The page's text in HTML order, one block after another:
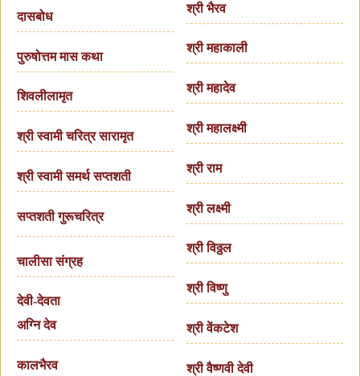
दासबोध
पुरुषोत्तम मास कथा
शिवलीलामृत
श्री स्वामी चरित्र सारामृत
श्री स्वामी समर्थ सप्तशती
सप्तशती गुरूचरित्र
चालीसा संग्रह
देवी-देवता
अग्नि देव
कालभैरव
श्री भैरव
श्री महाकाली
श्री महादेव
श्री महालक्ष्मी
श्री राम
श्री लक्ष्मी
श्री विठ्ठल
श्री विष्णु
श्री वेंकटेश
श्री वैष्णवी देवी